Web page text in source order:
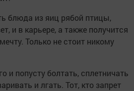
блюда из яиц рябой птицы,
и в карьере, а также получится
Только не стоит никому
и попусту болтать, сплетничать
и лгать. Тот, кто запрет